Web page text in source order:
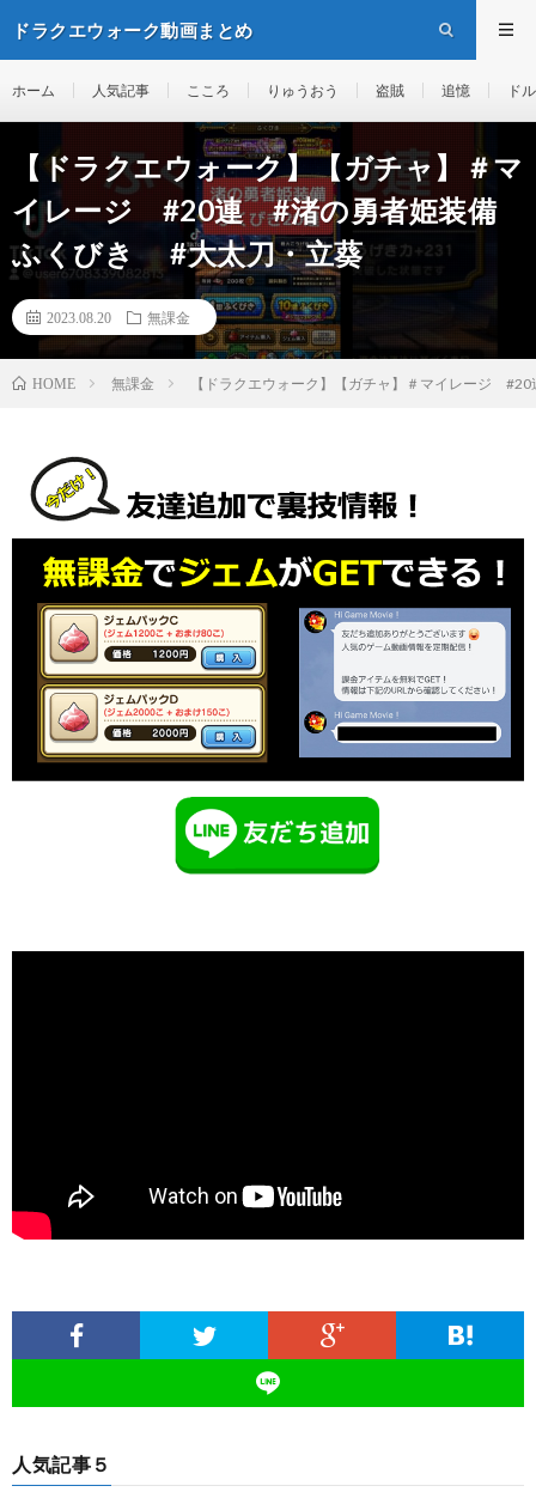
ドラクエウォーク動画まとめ
ホーム 人気記事 こころ りゅうおう 盗賊 追憶 ド
【ドラクエウォーク】【ガチャ】＃マ
イレージ #20連 #渚の勇者姫装備
ふくびき #大太刀・立葵
2023.08.20 無課金
HOME 無課金 【ドラクエウォーク】【ガチャ】＃マイレージ
人気記事５